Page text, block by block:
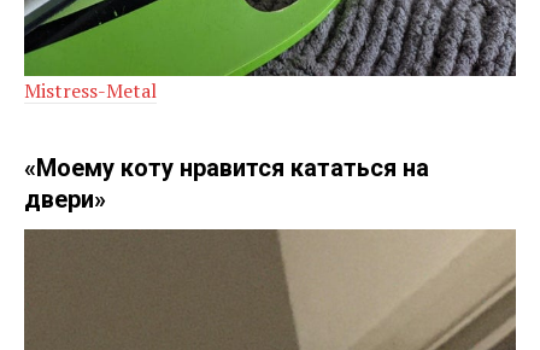
Mistress-Metal
«Моему коту нравится кататься на
двери»